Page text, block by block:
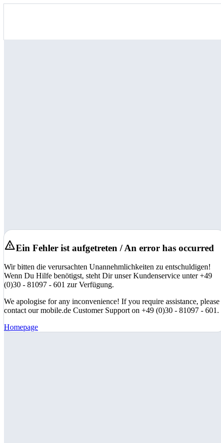
Ein Fehler ist aufgetreten / An error has occurred
Wir bitten die verursachten Unannehmlichkeiten zu entschuldigen!
Wenn Du Hilfe benötigst, steht Dir unser Kundenservice unter +49
(0)30 - 81097 - 601 zur Verfügung.
We apologise for any inconvenience! If you require assistance, please
contact our mobile.de Customer Support on +49 (0)30 - 81097 - 601.
Homepage